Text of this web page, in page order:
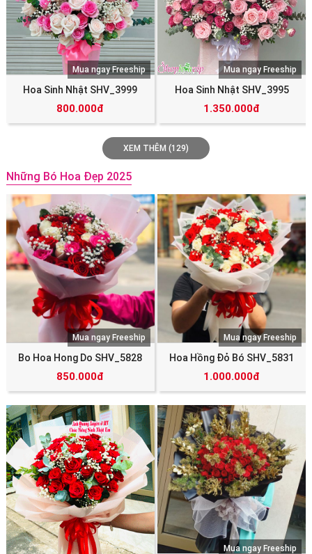
Hoa Sinh Nhật SHV_3999
800.000đ
Mua ngay Freeship
Hoa Sinh Nhật SHV_3995
1.350.000đ
Mua ngay Freeship
XEM THÊM (129)
Những Bó Hoa Đẹp 2025
Bo Hoa Hong Do SHV_5828
850.000đ
Mua ngay Freeship
Hoa Hồng Đỏ Bó SHV_5831
1.000.000đ
Mua ngay Freeship
Mua ngay Freeship